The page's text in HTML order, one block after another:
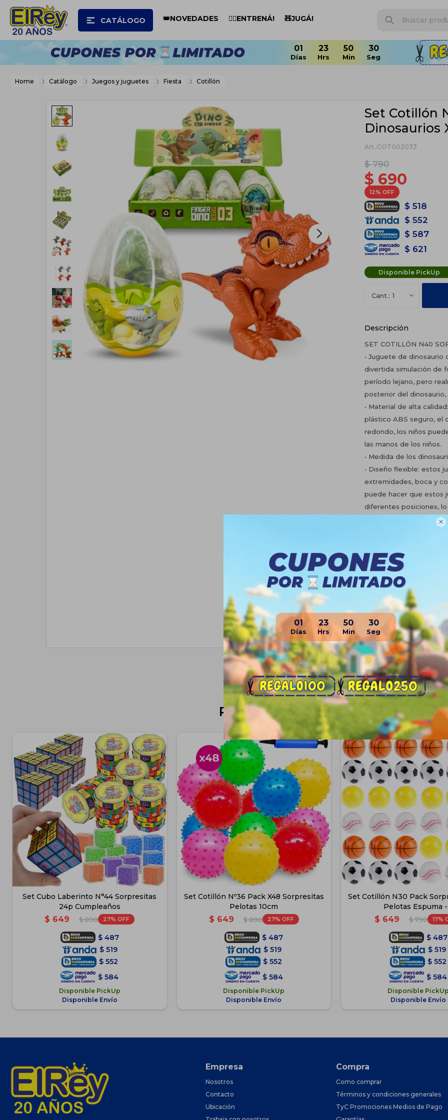

01 23 50 29
CATÁLOGO 👑NOVEDADES 🏋️‍♂️ENTRENÁ! 🧸JUGÁ!
Home Catálogo Juegos y juguetes Fiesta Cotillón
Set Cotillón
Dinosaurios
COT002033
$ 790
$ 690
12
$ 518
$ 552
$ 587
$ 621
Disponible PickUp
1
Descripción
SET COTILLÓN N40
• Juguete de
divertida simulación de
período lejano, pero
posterior del
• Material de alta
plástico ABS seguro, el
redondo, los niños
las manos de los niños.
• Medida de los
• Diseño flexible: estos
extremidades, boca y
puede hacer que estos
diferentes posiciones,
• Regalo ideal:
de Navidad, regalo de
como una fiesta, los
cita con tu amigo.
Planes de cuotas
Envíos
Medios de pago
Productos que te pueden
Set Cubo Laberinto N°44 Sorpresitas
24p Cumpleaños
$ 649 $ 890 27
$ 487
$ 519
$ 552
$ 584
Disponible PickUp
Disponible Envío
Set Cotillón Nº36 Pack X48 Sorpresitas
Pelotas 10cm
$ 649 $ 890 27
$ 487
$ 519
$ 552
$ 584
Disponible PickUp
Disponible Envío
Set Cotillón N30 Pack
Pelotas Espuma -
$ 649 $ 790 17
$ 487
$ 519
$ 552
$ 584
Disponible
Disponible Envío
Empresa
Nosotros
Contacto
Ubicación
Compra
Como comprar
Términos y condiciones generales
TyC Promociones Medios de Pago